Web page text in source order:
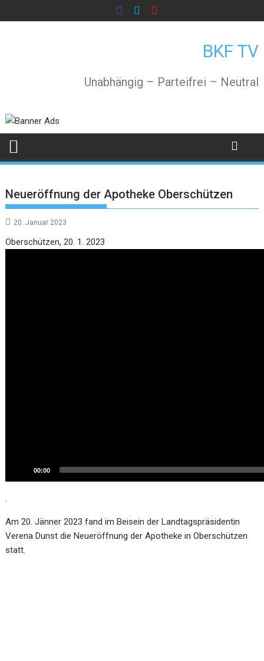
to
BKF TV
Unabhängig – Parteifrei – Neutral
Neueröffnung der Apotheke Oberschützen
20. Januar 2023
Oberschützen, 20. 1. 2023
00:00
.
Am 20. Jänner 2023 fand im Beisein der Landtagspräsidentin
Verena Dunst die Neueröffnung der Apotheke in Oberschützen
statt.